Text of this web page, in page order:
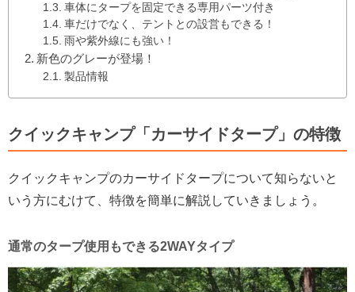
車体にタープを固定できる専用パーツ付き
車だけでなく、テントとの設営もできる！
雨や紫外線にも強い！
新色のグレーが登場！
製品情報
クイックキャンプ「カーサイドタープ」の特徴
クイックキャンプのカーサイドタープについて知らないと
いう方にむけて、特徴を簡単に解説していきましょう。
通常のタープ使用もできる2WAYタイプ